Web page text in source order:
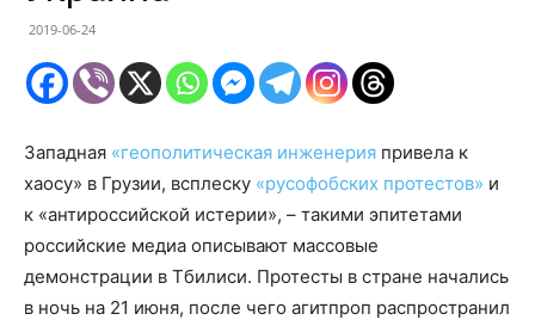
2019-06-24
Западная «геополитическая инженерия привела к
хаосу» в Грузии, всплеску «русофобских протестов» и
к «антироссийской истерии», – такими эпитетами
российские медиа описывают массовые
демонстрации в Тбилиси. Протесты в стране начались
в ночь на 21 июня, после чего агитпроп распространил